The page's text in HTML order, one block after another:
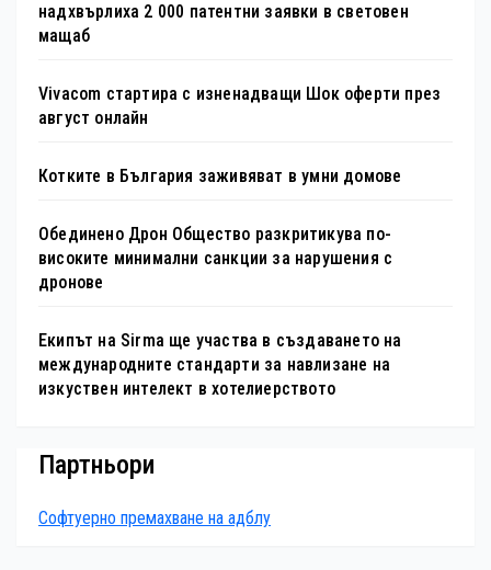
надхвърлиха 2 000 патентни заявки в световен
мащаб
Vivacom стартира с изненадващи Шок оферти през
август онлайн
Котките в България заживяват в умни домове
Обединено Дрон Общество разкритикува по-
високите минимални санкции за нарушения с
дронове
Екипът на Sirma ще участва в създаването на
международните стандарти за навлизане на
изкуствен интелект в хотелиерството
Партньори
Софтуерно премахване на адблу